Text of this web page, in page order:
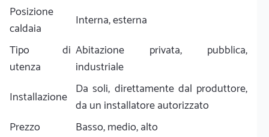
Posizione
caldaia
Interna, esterna
Tipo di
utenza
Abitazione privata, pubblica,
industriale
Installazione Da soli, direttamente dal produttore,
da un installatore autorizzato
Prezzo
Basso, medio, alto